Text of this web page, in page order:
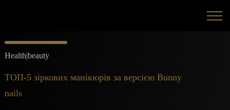
Health|beauty
ТОП-5 зіркових манікюрів за версією Bunny
nails